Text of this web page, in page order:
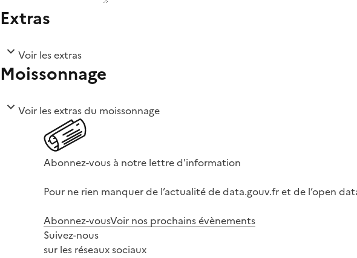
Extras
Voir les extras
Moissonnage
Voir les extras du moissonnage
Abonnez-vous à notre lettre d'information
Pour ne rien manquer de l’actualité de data.gouv.fr et de l’open
Abonnez-vousVoir nos prochains évènements
Suivez-nous
sur les réseaux sociaux